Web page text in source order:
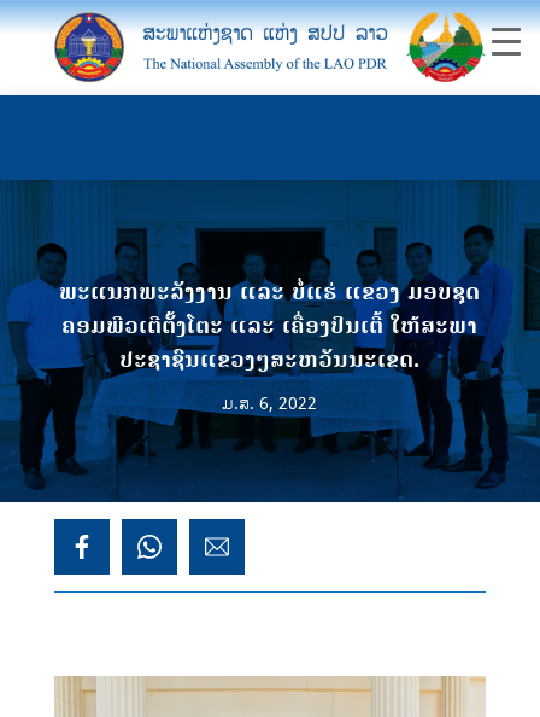
ພະແນກພະລັງງານ ແລະ ບໍ່ແຮ່ ແຂວງ ມອບຊຸດ
ຄອມພີວເຕີຕັ້ງໂຕະ ແລະ ເຄື່ອງປິນເຕີ້ ໃຫ້ສະພາ
ປະຊາຊົນແຂວງໆສະຫວັນນະເຂດ.
ມ.ສ. 6, 2022